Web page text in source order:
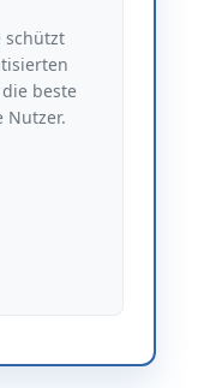
schützt
beste
Nutzer.